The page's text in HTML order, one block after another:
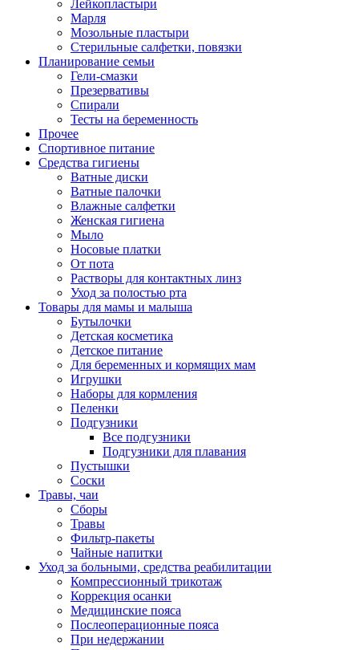
Лейкопластыри
Марля
Мозольные пластыри
Стерильные салфетки, повязки
Планирование семьи
Гели-смазки
Презервативы
Спирали
Тесты на беременность
Прочее
Спортивное питание
Средства гигиены
Ватные диски
Ватные палочки
Влажные салфетки
Женская гигиена
Мыло
Носовые платки
От пота
Растворы для контактных линз
Уход за полостью рта
Товары для мамы и малыша
Бутылочки
Детская косметика
Детское питание
Для беременных и кормящих мам
Игрушки
Наборы для кормления
Пеленки
Подгузники
Все подгузники
Подгузники для плавания
Пустышки
Соски
Травы, чаи
Сборы
Травы
Фильтр-пакеты
Чайные напитки
Уход за больными, средства реабилитации
Компрессионный трикотаж
Коррекция осанки
Медицинские пояса
Послеоперационные пояса
При недержании